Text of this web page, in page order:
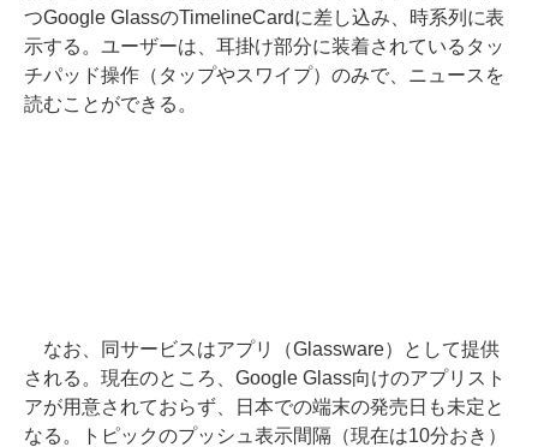
つGoogle GlassのTimelineCardに差し込み、時系列に表
示する。ユーザーは、耳掛け部分に装着されているタッ
チパッド操作（タップやスワイプ）のみで、ニュースを
読むことができる。
なお、同サービスはアプリ（Glassware）として提供
される。現在のところ、Google Glass向けのアプリスト
アが用意されておらず、日本での端末の発売日も未定と
なる。トピックのプッシュ表示間隔（現在は10分おき）